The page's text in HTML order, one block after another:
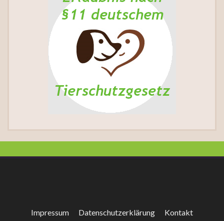
Impressum Datenschutzerklärung Kontakt